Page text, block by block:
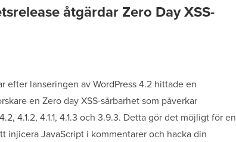
åtgärdar Zero Day XSS-
efter lanseringen av WordPress 4.2 hittade en
en Zero day XSS-sårbarhet som påverkar
4.1.2, 4.1.1, 4.1.3 och 3.9.3. Detta gör det möjligt för en
injicera JavaScript i kommentarer och hacka din